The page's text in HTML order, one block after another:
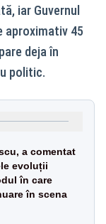
iar Guvernul
aproximativ 45
deja în
politic.
a comentat
evoluții
în care
în scena